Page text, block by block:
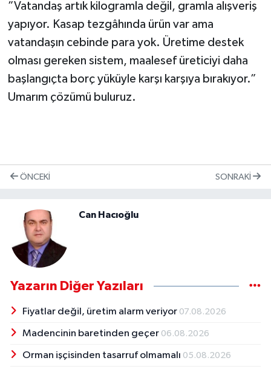
”Vatandaş artık kilogramla değil, gramla alışveriş
yapıyor. Kasap tezgâhında ürün var ama
vatandaşın cebinde para yok. Üretime destek
olması gereken sistem, maalesef üreticiyi daha
başlangıçta borç yüküyle karşı karşıya bırakıyor.”
Umarım çözümü buluruz.
ÖNCEKI SONRAKI
Can Hacıoğlu
Yazarın Diğer Yazıları
Fiyatlar değil, üretim alarm veriyor 07.08.2026
Madencinin baretinden geçer 06.08.2026
Orman işçisinden tasarruf olmamalı 05.08.2026